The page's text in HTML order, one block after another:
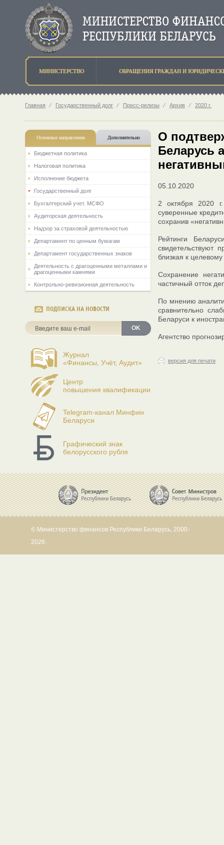
МИНИСТЕРСТВО ОБРАЩЕНИЯ ГРАЖДАН И
Главная ⁄ Государственный долг ⁄ Пресс-релизы ⁄ Архив ⁄ 2020 г.
Основные направления Дополнительно
Бюджетная политика
Налоговая политика
Исполнение бюджета
Государственный долг
Бухгалтерский учет. МСФО
Аудиторская деятельность
Надзор за страховой деятельностью
Департамент по ценным бумагам
Департамент государственных знаков
Деятельность с драгоценными металлами и
драгоценными камнями
Контрольно-ревизионная деятельность
ПОДПИСКА НА НОВОСТИ
OK
Журнал
«Финансы, Учёт, Аудит»
Центр
повышения квалификации
Telegram-канал Минфин
Беларуси
Графический знак
белорусского рубля
О
Беларусь
05.10.2020
2 октября 2020 г.
суверенные
сохранив
Рейтинги
свидетельствуют
близкая к
Сохранение
частичный отток
По мнению
сравнительно
Беларуси к
Агентство
версия для печати
© Министерство финансов Республики Беларусь, 2000-
2026.